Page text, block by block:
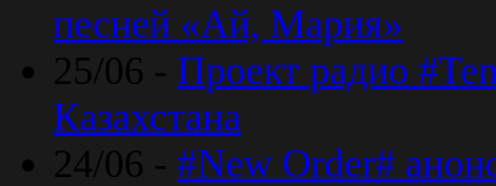
песней «Ай, Мария»
25/06 - Проект радио
Казахстана
24/06 - #New Order#